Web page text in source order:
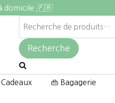
domicile 🇫🇷
Recherche
pour :
Recherche
Cadeaux 👜 Bagagerie